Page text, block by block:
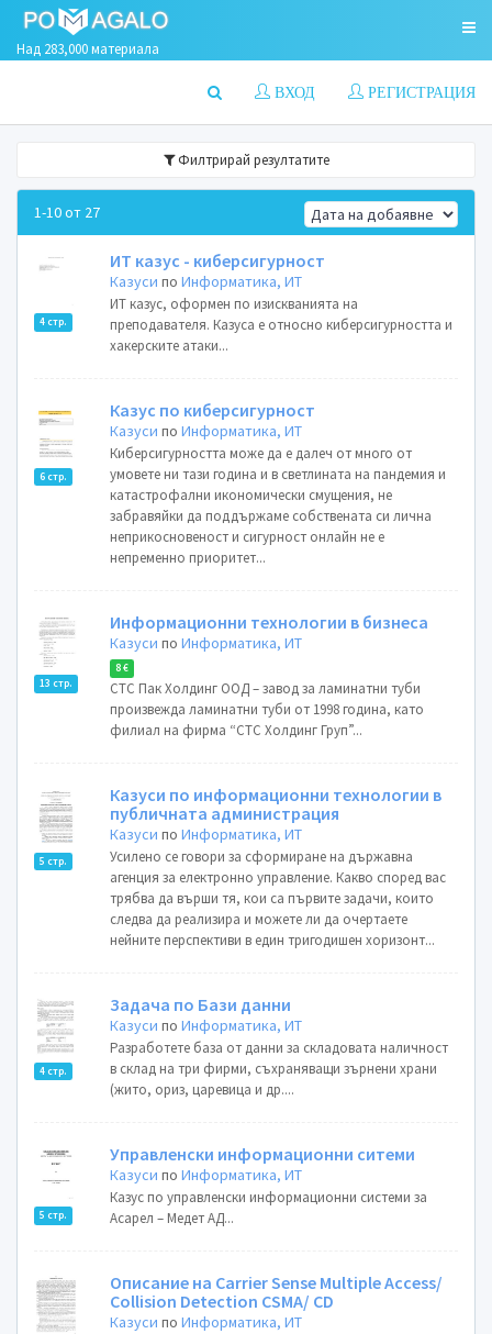
Над 283,000 материала
РЕГИСТРАЦИЯ
ВХОД
Филтрирай резултатите
1-10 от 27
4 стр.
ИТ казус - киберсигурност
Казуси поИнформатика, ИТ
ИТ казус, оформен по изискванията на
преподавателя. Казуса е относно киберсигурността и
хакерските атаки...
6 стр.
Казус по киберсигурност
Казуси поИнформатика, ИТ
Киберсигурността може да е далеч от много от
умовете ни тази година и в светлината на пандемия и
катастрофални икономически смущения, не
забравяйки да поддържаме собствената си лична
неприкосновеност и сигурност онлайн не е
непременно приоритет...
13 стр.
Информационни технологии в бизнеса
Казуси поИнформатика, ИТ
8 €
СТС Пак Холдинг ООД – завод за ламинатни туби
произвежда ламинатни туби от 1998 година, като
филиал на фирма “СТС Холдинг Груп”...
5 стр.
Казуси по информационни технологии в
публичната администрация
Казуси поИнформатика, ИТ
Усилено се говори за сформиране на държавна
агенция за електронно управление. Какво според вас
трябва да върши тя, кои са първите задачи, които
следва да реализира и можете ли да очертаете
нейните перспективи в един тригодишен хоризонт...
4 стр.
Задача по Бази данни
Казуси поИнформатика, ИТ
Разработете база от данни за складовата наличност
в склад на три фирми, съхраняващи зърнени храни
(жито, ориз, царевица и др....
5 стр.
Управленски информационни ситеми
Казуси поИнформатика, ИТ
Казус по управленски информационни системи за
Асарел – Медет АД...
Описание на Carrier Sense Multiple Access/
Collision Detection CSMA/ CD
Казуси поИнформатика, ИТ